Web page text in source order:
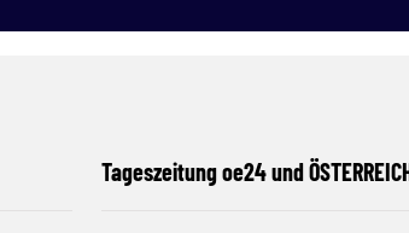
Tageszeitung oe24 und